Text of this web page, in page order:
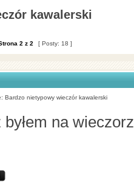
kawalerski
2 z 2 [ Posty: 18 ]
Bardzo nietypowy wieczór kawalerski
byłem na